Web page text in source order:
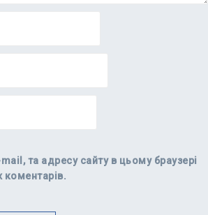
та адресу сайту в цьому браузері